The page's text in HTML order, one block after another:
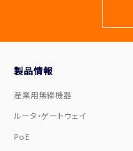
製品情報
産業用無線機器
ルータ・ゲートウェイ
PoE